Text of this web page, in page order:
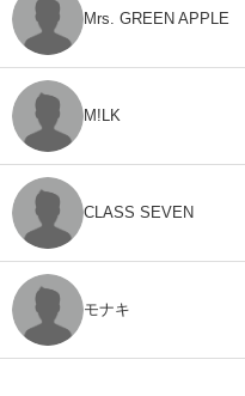
Mrs. GREEN APPLE
M!LK
CLASS SEVEN
モナキ